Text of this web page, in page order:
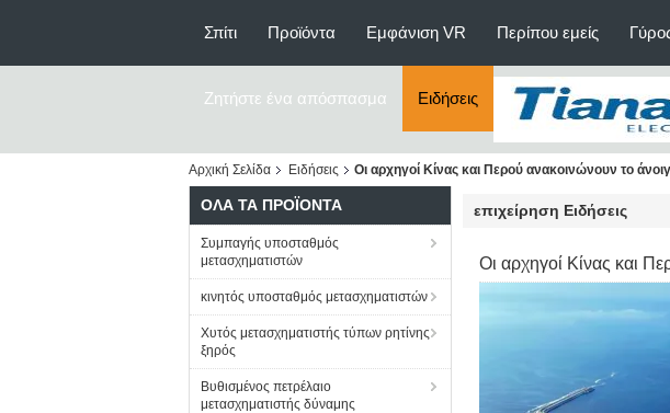
Σπίτι Προϊόντα Εμφάνιση VR Περίπου εμείς
Ζητήστε ένα απόσπασμα Ειδήσεις
Αρχική Σελίδα Ειδήσεις Οι αρχηγοί Κίνας και Περού ανακοινώνουν το
ΌΛΑ ΤΑ ΠΡΟΪΌΝΤΑ
Συμπαγής υποσταθμός
μετασχηματιστών
κινητός υποσταθμός μετασχηματιστών
Χυτός μετασχηματιστής τύπων ρητίνης
ξηρός
Βυθισμένος πετρέλαιο
μετασχηματιστής δύναμης
επιχείρηση Ειδήσεις
Οι αρχηγοί Κίνας και